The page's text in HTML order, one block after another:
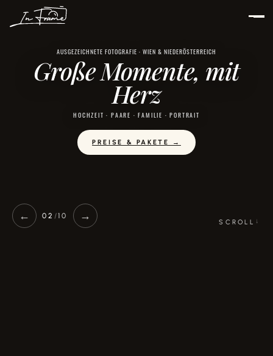
Inhalt
AUSGEZEICHNETE FOTOGRAFIE · WIEN & NIEDERÖSTERREICH
Große Momente, mit
Herz
HOCHZEIT · PAARE · FAMILIE · PORTRAIT
PREISE & PAKETE →
← 02 /10 →
SCROLL ↓